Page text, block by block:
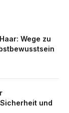
Wege zu
und